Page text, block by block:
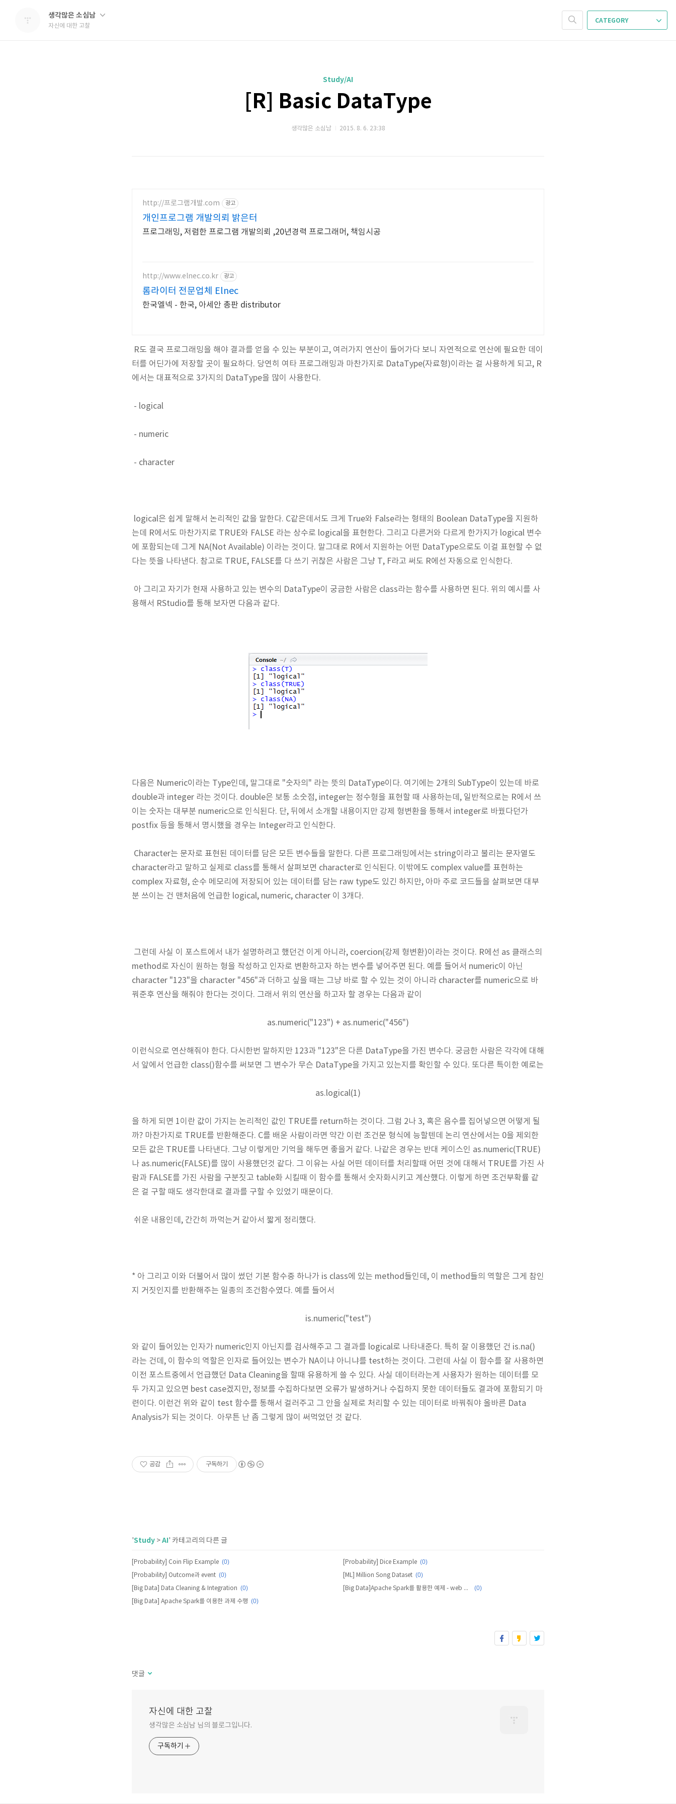
생각많은 소심남
자신에 대한 고찰
CATEGORY
Study/AI
[R] Basic DataType
생각많은 소심남 2015. 8. 6. 23:38
http://프로그램개발.com 광고
개인프로그램 개발의뢰 밝은터
프로그래밍, 저렴한 프로그램 개발의뢰 ,20년경력 프로그래머, 책임시공
http://www.elnec.co.kr 광고
롬라이터 전문업체 Elnec
한국엘넥 - 한국, 아세안 총판 distributor
R도 결국 프로그래밍을 해야 결과를 얻을 수 있는 부분이고, 여러가지 연산이 들어가다 보니 자연적으로 연산에 필요한 데이
터를 어딘가에 저장할 곳이 필요하다. 당연히 여타 프로그래밍과 마찬가지로 DataType(자료형)이라는 걸 사용하게 되고, R
에서는 대표적으로 3가지의 DataType을 많이 사용한다.
- logical
- numeric
- character
logical은 쉽게 말해서 논리적인 값을 말한다. C같은데서도 크게 True와 False라는 형태의 Boolean DataType을 지원하
는데 R에서도 마찬가지로 TRUE와 FALSE 라는 상수로 logical을 표현한다. 그리고 다른거와 다르게 한가지가 logical 변수
에 포함되는데 그게 NA(Not Available) 이라는 것이다. 말그대로 R에서 지원하는 어떤 DataType으로도 이걸 표현할 수 없
다는 뜻을 나타낸다. 참고로 TRUE, FALSE를 다 쓰기 귀찮은 사람은 그냥 T, F라고 써도 R에선 자동으로 인식한다.
아 그리고 자기가 현재 사용하고 있는 변수의 DataType이 궁금한 사람은 class라는 함수를 사용하면 된다. 위의 예시를 사
용해서 RStudio를 통해 보자면 다음과 같다.
다음은 Numeric이라는 Type인데, 말그대로 "숫자의" 라는 뜻의 DataType이다. 여기에는 2개의 SubType이 있는데 바로
double과 integer 라는 것이다. double은 보통 소숫점, integer는 정수형을 표현할 때 사용하는데, 일반적으로는 R에서 쓰
이는 숫자는 대부분 numeric으로 인식된다. 단, 뒤에서 소개할 내용이지만 강제 형변환을 통해서 integer로 바꿨다던가
postfix 등을 통해서 명시했을 경우는 Integer라고 인식한다.
Character는 문자로 표현된 데이터를 담은 모든 변수들을 말한다. 다른 프로그래밍에서는 string이라고 불리는 문자열도
character라고 말하고 실제로 class를 통해서 살펴보면 character로 인식된다. 이밖에도 complex value를 표현하는
complex 자료형, 순수 메모리에 저장되어 있는 데이터를 담는 raw type도 있긴 하지만, 아마 주로 코드들을 살펴보면 대부
분 쓰이는 건 맨처음에 언급한 logical, numeric, character 이 3개다.
그런데 사실 이 포스트에서 내가 설명하려고 했던건 이게 아니라, coercion(강제 형변환)이라는 것이다. R에선 as 클래스의
method로 자신이 원하는 형을 작성하고 인자로 변환하고자 하는 변수를 넣어주면 된다. 예를 들어서 numeric이 아닌
character "123"을 character "456"과 더하고 싶을 때는 그냥 바로 할 수 있는 것이 아니라 character를 numeric으로 바
꿔준후 연산을 해줘야 한다는 것이다. 그래서 위의 연산을 하고자 할 경우는 다음과 같이
as.numeric("123") + as.numeric("456")
이런식으로 연산해줘야 한다. 다시한번 말하지만 123과 "123"은 다른 DataType을 가진 변수다. 궁금한 사람은 각각에 대해
서 앞에서 언급한 class()함수를 써보면 그 변수가 무슨 DataType을 가지고 있는지를 확인할 수 있다. 또다른 특이한 예로는
as.logical(1)
을 하게 되면 1이란 값이 가지는 논리적인 값인 TRUE를 return하는 것이다. 그럼 2나 3, 혹은 음수를 집어넣으면 어떻게 될
까? 마찬가지로 TRUE를 반환해준다. C를 배운 사람이라면 약간 이런 조건문 형식에 능할텐데 논리 연산에서는 0을 제외한
모든 값은 TRUE를 나타낸다. 그냥 이렇게만 기억을 해두면 좋을거 같다. 나같은 경우는 반대 케이스인 as.numeric(TRUE)
나 as.numeric(FALSE)를 많이 사용했던것 같다. 그 이유는 사실 어떤 데이터를 처리할때 어떤 것에 대해서 TRUE를 가진 사
람과 FALSE를 가진 사람을 구분짓고 table화 시킬때 이 함수를 통해서 숫자화시키고 계산했다. 이렇게 하면 조건부확률 같
은 걸 구할 때도 생각한대로 결과를 구할 수 있었기 때문이다.
쉬운 내용인데, 간간히 까먹는거 같아서 짧게 정리했다.
* 아 그리고 이와 더불어서 많이 썼던 기본 함수중 하나가 is class에 있는 method들인데, 이 method들의 역할은 그게 참인
지 거짓인지를 반환해주는 일종의 조건함수였다. 예를 들어서
is.numeric("test")
와 같이 들어있는 인자가 numeric인지 아닌지를 검사해주고 그 결과를 logical로 나타내준다. 특히 잘 이용했던 건 is.na()
라는 건데, 이 함수의 역할은 인자로 들어있는 변수가 NA이냐 아니냐를 test하는 것이다. 그런데 사실 이 함수를 잘 사용하면
이전 포스트중에서 언급했던 Data Cleaning을 할때 유용하게 쓸 수 있다. 사실 데이터라는게 사용자가 원하는 데이터를 모
두 가지고 있으면 best case겠지만, 정보를 수집하다보면 오류가 발생하거나 수집하지 못한 데이터들도 결과에 포함되기 마
련이다. 이런건 위와 같이 test 함수를 통해서 걸러주고 그 안을 실제로 처리할 수 있는 데이터로 바꿔줘야 올바른 Data
Analysis가 되는 것이다. 아무튼 난 좀 그렇게 많이 써먹었던 것 같다.
공감 구독하기
'Study >AI' 카테고리의 다른 글
[Probability] Coin Flip Example (0) [Probability] Dice Example (0)
[Probability] Outcome과 event (0) [ML] Million Song Dataset (0)
[Big Data] Data Cleaning & Integration (0) [Big Data]Apache Spark를 활용한 예제 - web page request analysis (0)
[Big Data] Apache Spark를 이용한 과제 수행 (0)
댓글
자신에 대한 고찰
생각많은 소심남 님의 블로그입니다.
구독하기